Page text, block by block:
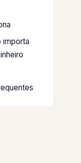
importa